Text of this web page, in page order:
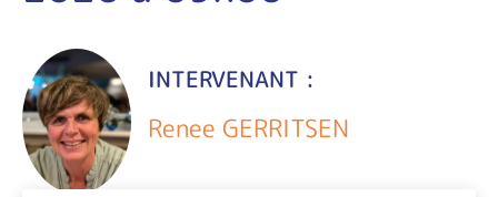
INTERVENANT :
Renee GERRITSEN